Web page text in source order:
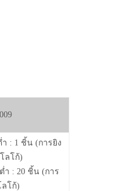
: 1 ชิ้น (การยิง
ลโก้)
ำ : 20 ชิ้น (การ
โก้)